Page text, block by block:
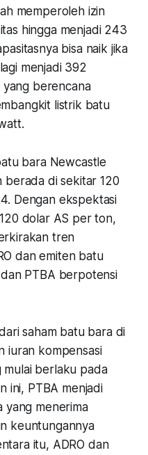
memperoleh izin
hingga menjadi 243
bisa naik jika
menjadi 392
yang berencana
listrik batu
bara Newcastle
berada di sekitar 120
Dengan ekspektasi
dolar AS per ton,
tren
dan emiten batu
PTBA berpotensi
saham batu bara di
iuran kompensasi
mulai berlaku pada
ini, PTBA menjadi
yang menerima
keuntungannya
itu, ADRO dan